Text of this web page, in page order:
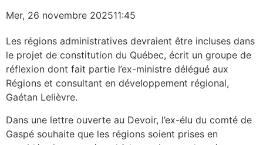
Mer, 26 novembre 202511:45
Les régions administratives devraient être incluses dans
le projet de constitution du Québec, écrit un groupe de
réflexion dont fait partie l’ex-ministre délégué aux
Régions et consultant en développement régional,
Gaétan Lelièvre.
Dans une lettre ouverte au Devoir, l’ex-élu du comté de
Gaspé souhaite que les régions soient prises en